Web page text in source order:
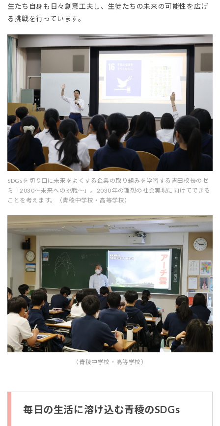
生たち自身も日々創意工夫し、生徒たちの未来の可能性を広げ
る挑戦を行っています。
SDGsを切り口に未来をよくする企業の取り組みを学習する青田校長のゼ
ミ「2030～未来への挑戦～」。2030年の理想の社会実現に向けてできる
ことを考えます。（青稜中学校・高等学校）
（青稜中学校・高等学校）
毎日の生活に溶け込む青稜のSDGs